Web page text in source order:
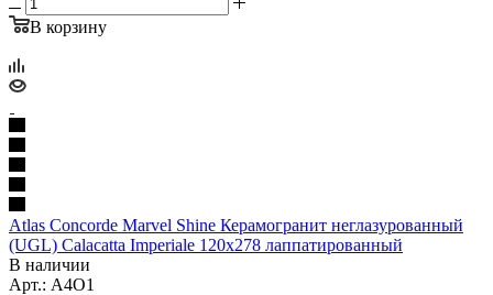
В корзину
Atlas Concorde Marvel Shine Керамогранит неглазурованный
(UGL) Calacatta Imperiale 120x278 лаппатированный
В наличии
Арт.: A4O1